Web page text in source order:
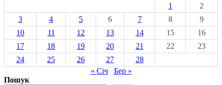
1
2
3
4 5 6 7 8
9
10
11 12 13 14 15
16
17
18 19 20 21 22
23
24
25 26 27
28
« Січ
Бер »
Пошук